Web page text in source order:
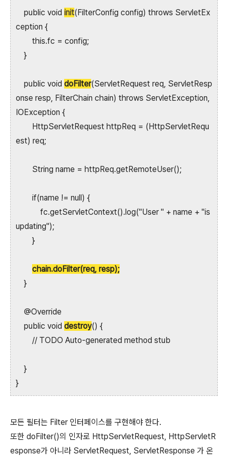
public void init(FilterConfig config) throws ServletEx
ception {
this.fc = config;
}
public void doFilter(ServletRequest req, ServletResp
onse resp, FilterChain chain) throws ServletException,
IOException {
HttpServletRequest httpReq = (HttpServletRequ
est) req;
String name = httpReq.getRemoteUser();
if(name != null) {
fc.getServletContext().log("User " + name + "is
updating");
}
chain.doFilter(req, resp);
}
@Override
public void destroy() {
// TODO Auto-generated method stub
}
}
모든 필터는 Filter 인터페이스를 구현해야 한다.
또한 doFilter()의 인자로 HttpServletRequest, HttpServletR
esponse가 아니라 ServletRequest, ServletResponse 가 온